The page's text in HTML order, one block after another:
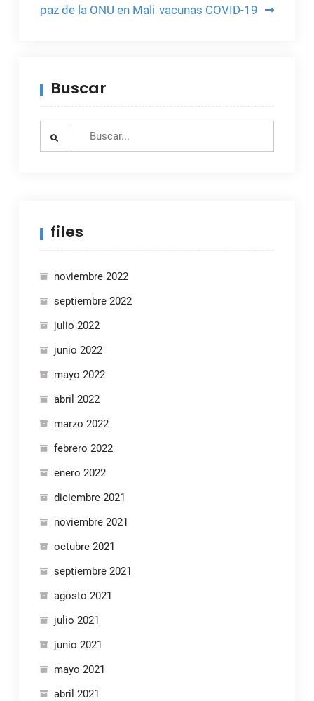
paz de la ONU en Mali vacunas COVID-19
Buscar
files
noviembre 2022
septiembre 2022
julio 2022
junio 2022
mayo 2022
abril 2022
marzo 2022
febrero 2022
enero 2022
diciembre 2021
noviembre 2021
octubre 2021
septiembre 2021
agosto 2021
julio 2021
junio 2021
mayo 2021
abril 2021